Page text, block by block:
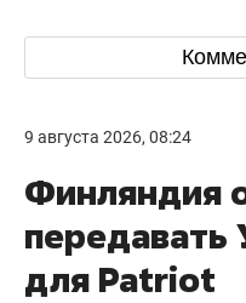
9 августа 2026, 08:24
Финляндия
передавать
для Patriot